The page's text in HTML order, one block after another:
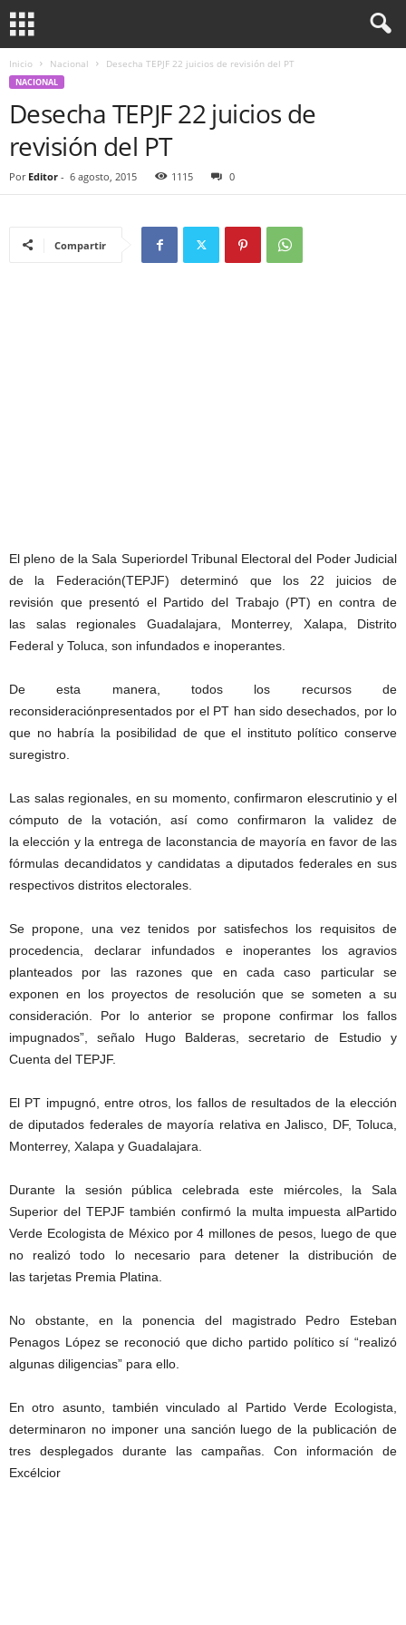
Inicio Nacional Desecha TEPJF 22 juicios de revisión del PT
NACIONAL
Desecha TEPJF 22 juicios de
revisión del PT
Por Editor - 6 agosto, 2015 1115 0
Compartir
El pleno de la Sala Superiordel Tribunal Electoral del Poder Judicial
de la Federación(TEPJF) determinó que los 22 juicios de
revisión que presentó el Partido del Trabajo (PT) en contra de
las salas regionales Guadalajara, Monterrey, Xalapa, Distrito
Federal y Toluca, son infundados e inoperantes.
De esta manera, todos los recursos de
reconsideraciónpresentados por el PT han sido desechados, por lo
que no habría la posibilidad de que el instituto político conserve
suregistro.
Las salas regionales, en su momento, confirmaron elescrutinio y el
cómputo de la votación, así como confirmaron la validez de
la elección y la entrega de laconstancia de mayoría en favor de las
fórmulas decandidatos y candidatas a diputados federales en sus
respectivos distritos electorales.
Se propone, una vez tenidos por satisfechos los requisitos de
procedencia, declarar infundados e inoperantes los agravios
planteados por las razones que en cada caso particular se
exponen en los proyectos de resolución que se someten a su
consideración. Por lo anterior se propone confirmar los fallos
impugnados”, señalo Hugo Balderas, secretario de Estudio y
Cuenta del TEPJF.
El PT impugnó, entre otros, los fallos de resultados de la elección
de diputados federales de mayoría relativa en Jalisco, DF, Toluca,
Monterrey, Xalapa y Guadalajara.
Durante la sesión pública celebrada este miércoles, la Sala
Superior del TEPJF también confirmó la multa impuesta alPartido
Verde Ecologista de México por 4 millones de pesos, luego de que
no realizó todo lo necesario para detener la distribución de
las tarjetas Premia Platina.
No obstante, en la ponencia del magistrado Pedro Esteban
Penagos López se reconoció que dicho partido político sí “realizó
algunas diligencias” para ello.
En otro asunto, también vinculado al Partido Verde Ecologista,
determinaron no imponer una sanción luego de la publicación de
tres desplegados durante las campañas. Con información de
Excélcior